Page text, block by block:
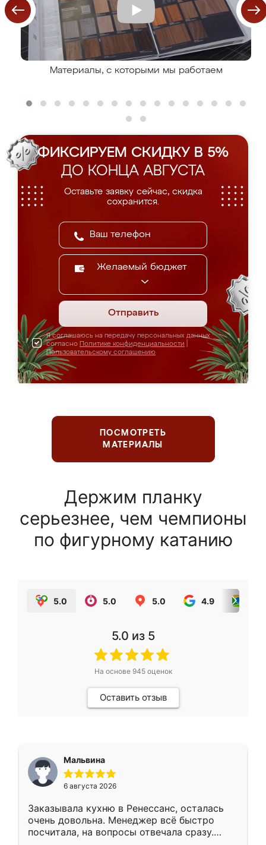
Материалы, с которыми мы работаем
ФИКСИРУЕМ СКИДКУ В 5%
ДО КОНЦА АВГУСТА
Оставьте заявку сейчас, скидка
сохранится.
Желаемый бюджет
Отправить
Я соглашаюсь на передачу персональных данных
согласно Политике конфиденциальности
Пользовательскому соглашению
ПОСМОТРЕТЬ
МАТЕРИАЛЫ
Держим планку
серьезнее, чем чемпионы
по фигурному катанию
5.0 5.0 5.0 4.9
5.0 из 5
На основе 945оценок
Оставить отзыв
Мальвина
6 августа 2026
Заказывала кухню в Ренессанс, осталась
очень довольна. Менеджер всё быстро
посчитала, на вопросы отвечала сразу.